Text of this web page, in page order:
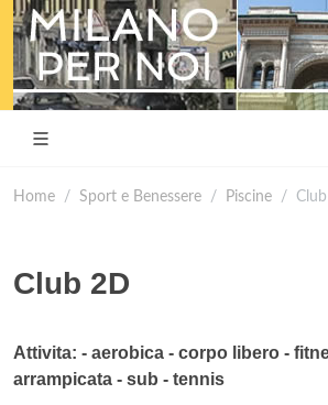
Home Sport e Benessere Piscine
Club 2D
Attivita: - aerobica - corpo libero -
arrampicata - sub - tennis